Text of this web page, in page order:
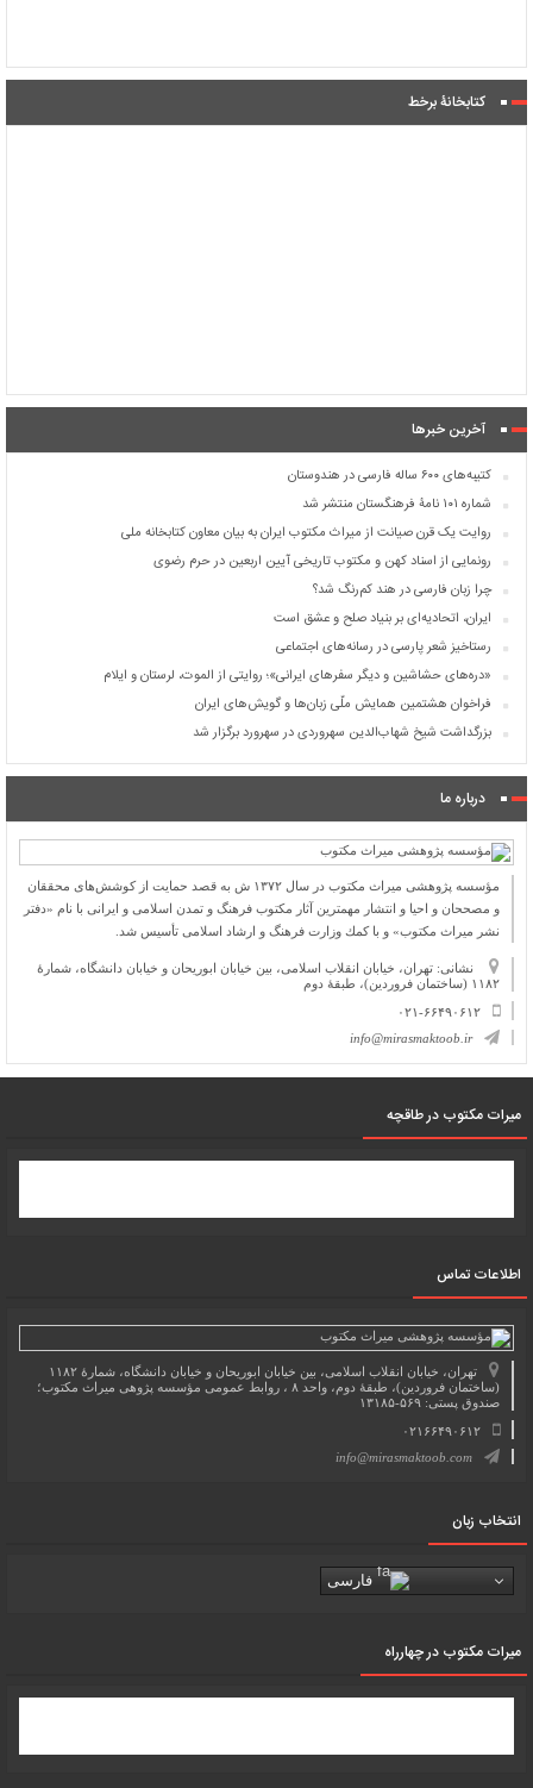
کتابخانۀ برخط
آخرین خبرها
کتیبه‌های ۶۰۰ ساله فارسی در هندوستان
شماره ۱۰۱ نامۀ فرهنگستان منتشر شد
روایت یک قرن صیانت از میراث مکتوب ایران به بیان معاون کتابخانه ملی
رونمایی از اسناد کهن و مکتوب تاریخی آیین اربعین در حرم رضوی
چرا زبان فارسی در هند کم‌رنگ شد؟
ایران، اتحادیه‌ای بر بنیاد صلح و عشق است
رستاخیز شعر پارسی در رسانه‌های اجتماعی
«دره‌های حشاشین و دیگر سفرهای ایرانی»؛ روایتی از الموت، لرستان و ایلام
فراخوان هشتمین همایش ملّی زبان‌ها و گویش‌های ایران
بزرگداشت شیخ شهاب‌الدین سهروردی در سهرورد برگزار شد
درباره ما
مؤسسه پژوهشی میراث مكتوب در سال ۱۳۷۲ ش به قصد حمایت از كوشش‌های محققان
و مصححان و احیا و انتشار مهمترین آثار مكتوب فرهنگ و تمدن اسلامی و ایرانی با نام «دفتر
نشر میراث مكتوب» و با كمك وزارت فرهنگ و ارشاد اسلامی تأسیس شد.
نشانی: تهران، خیابان انقلاب اسلامی، بین خیابان ابوریحان و خیابان دانشگاه، شمارۀ
۱۱۸۲ (ساختمان فروردین)، طبقۀ دوم
۰۲۱-۶۶۴۹۰۶۱۲
info@mirasmaktoob.ir
میرات مکتوب در طاقچه
اطلاعات تماس
تهران، خیابان انقلاب اسلامی، بین خیابان ابوریحان و خیابان دانشگاه، شمارۀ ۱۱۸۲
(ساختمان فروردین)، طبقۀ دوم، واحد ۸ ، روابط عمومی مؤسسه پژوهی میراث مکتوب؛
صندوق پستی: ۵۶۹-۱۳۱۸۵
۰۲۱۶۶۴۹۰۶۱۲
info@mirasmaktoob.com
انتخاب زبان
فارسی
میرات مکتوب در چهارراه